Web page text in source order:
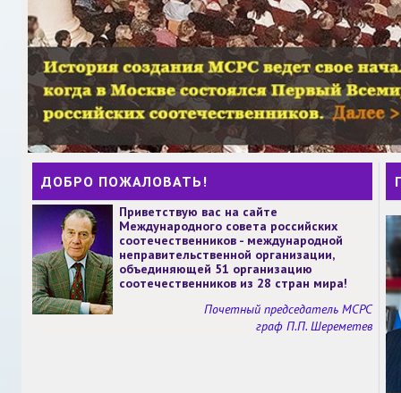
ДОБРО ПОЖАЛОВАТЬ!
Приветствую вас на сайте
Международного совета российских
соотечественников - международной
неправительственной организации,
объединяющей 51 организацию
соотечественников из 28 стран мира!
Почетный председатель МСРС
граф П.П. Шереметев